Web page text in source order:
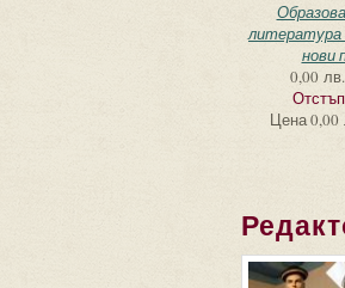
литература
нови
0,00
Цена0,00